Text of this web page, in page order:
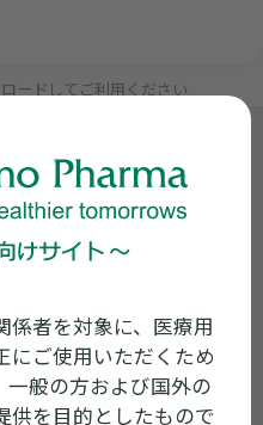
係者を対象に、医療用
にご使用いただくため
一般の方および国外の
供を目的としたもので
ードしてご利用ください